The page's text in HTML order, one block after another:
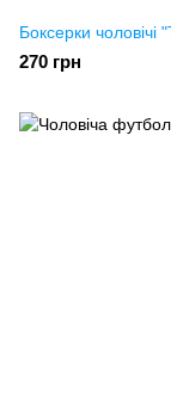
Боксерки чоловічі
270 грн